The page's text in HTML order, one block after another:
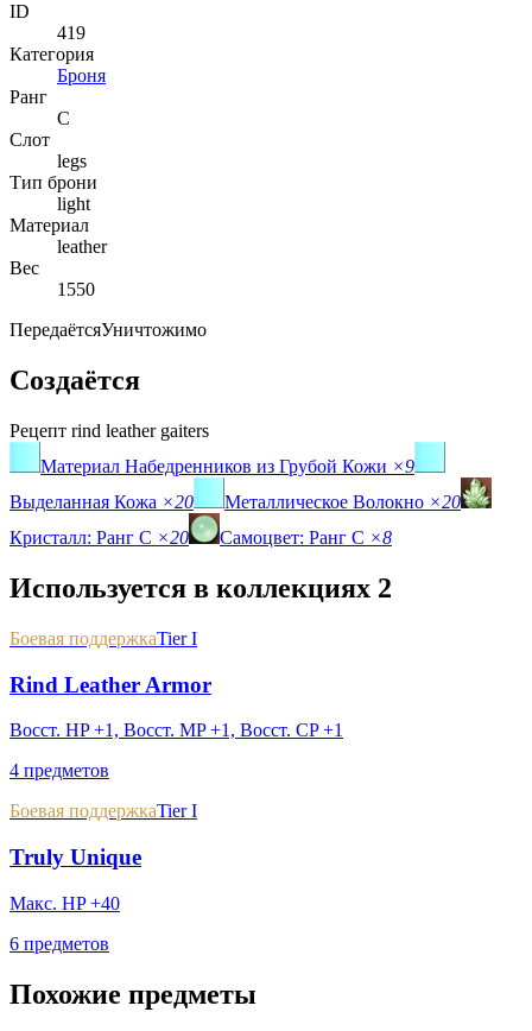
ID
419
Категория
Броня
Ранг
C
Слот
legs
Тип брони
light
Материал
leather
Вес
1550
ПередаётсяУничтожимо
Создаётся
Рецепт rind leather gaiters
Материал Набедренников из Грубой Кожи ×9
Выделанная Кожа ×20 Металлическое Волокно ×20
Кристалл: Ранг C ×20 Самоцвет: Ранг C ×8
Используется в коллекциях 2
Боевая поддержкаTier I
Rind Leather Armor
Восст. HP +1, Восст. MP +1, Восст. CP +1
4 предметов
Боевая поддержкаTier I
Truly Unique
Макс. HP +40
6 предметов
Похожие предметы